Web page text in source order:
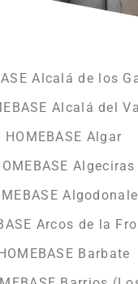
Alcalá de los
Alcalá del
Algar
Algeciras
Arcos de la
Barbate